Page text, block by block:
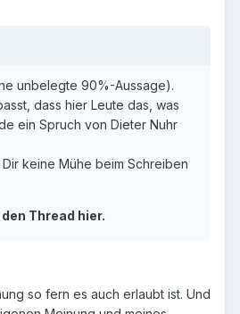
unbelegte 90%-Aussage).
dass hier Leute das, was
ein Spruch von Dieter Nuhr
keine Mühe beim Schreiben
Thread hier.
so fern es auch erlaubt ist. Und